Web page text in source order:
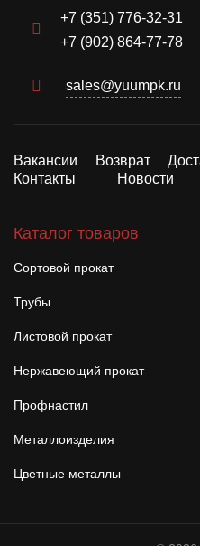
+7 (351) 776-32-31
+7 (902) 864-77-78
sales@yuumpk.ru
Вакансии Возврат
Контакты
Новости
Каталог товаров
Сортовой прокат
Трубы
Листовой прокат
Нержавеющий прокат
Профнастил
Металлоизделия
Цветные металлы